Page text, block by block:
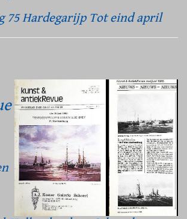
75 Hardegarijp Tot eind april